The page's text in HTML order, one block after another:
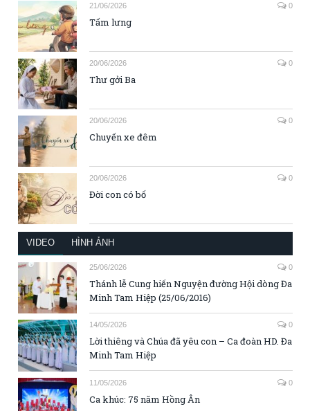
21/06/2026 0
Tấm lưng
20/06/2026 0
Thư gởi Ba
20/06/2026 0
Chuyến xe đêm
20/06/2026 0
Đời con có bố
VIDEO HÌNH ẢNH
25/06/2026 0
Thánh lễ Cung hiến Nguyện đường Hội dòng Đa
Minh Tam Hiệp (25/06/2016)
14/05/2026 0
Lời thiêng và Chúa đã yêu con – Ca đoàn HD. Đa
Minh Tam Hiệp
11/05/2026 0
Ca khúc: 75 năm Hồng Ân